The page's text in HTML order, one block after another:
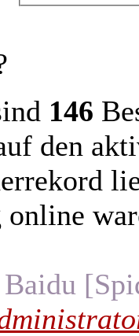
146
den
Baidu